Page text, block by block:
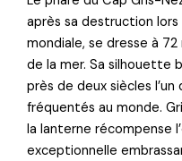
après sa destruction
mondiale, se dresse à
de la mer. Sa silhouette
près de deux siècles
fréquentés au monde.
la lanterne récompense
exceptionnelle